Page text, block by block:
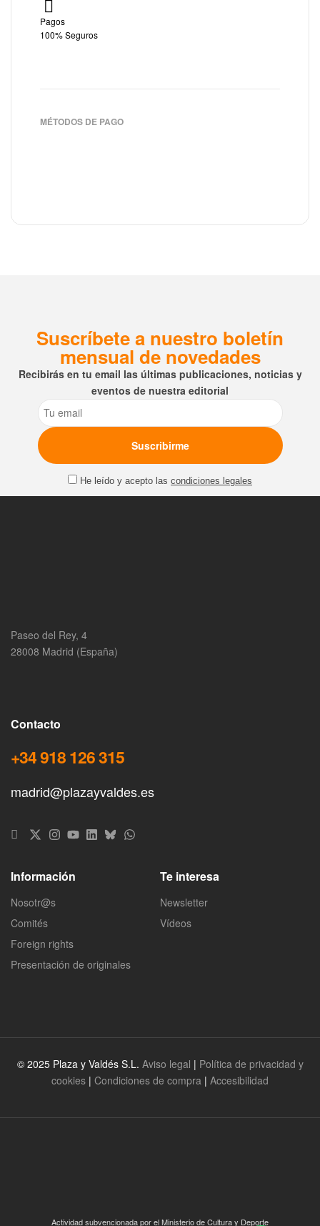
Pagos
100% Seguros
MÉTODOS DE PAGO
Suscríbete a nuestro boletín
mensual de novedades
Recibirás en tu email las últimas publicaciones, noticias y
eventos de nuestra editorial
Email
He leído y acepto las condiciones legales
Paseo del Rey, 4
28008 Madrid (España)
Contacto
+34 918 126 315
madrid@plazayvaldes.es
Información
Nosotr@s
Comités
Foreign rights
Presentación de originales
Te interesa
Newsletter
Vídeos
© 2025 Plaza y Valdés S.L. Aviso legal | Política de privacidad y
cookies | Condiciones de compra | Accesibilidad
Actividad subvencionada por el Ministerio de Cultura y Deporte